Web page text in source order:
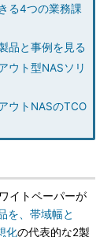
る4つの業務課
品と事例を見る
ウト型NASソリ
ウトNASのTCO
イトペーパーが
を、帯域幅と
化の代表的な2製